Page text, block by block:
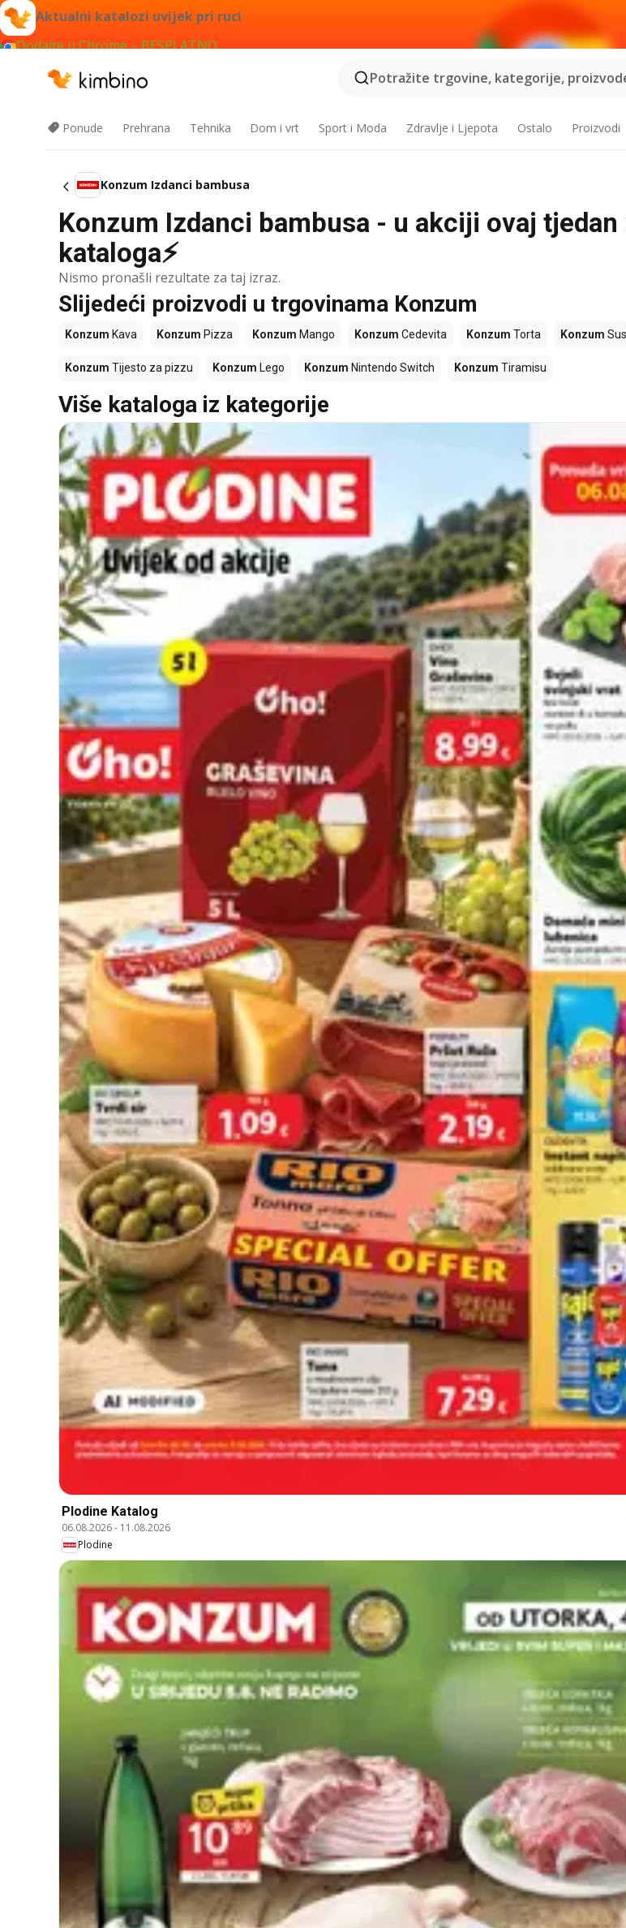
Aktualni katalozi uvijek pri ruci
Dodajte u Chrome – BESPLATNO
Potražite trgovine, kategorije,
Ponude Prehrana Tehnika Dom i vrt Sport i Moda Zdravlje i Ljepota Ostalo Proizvodi
Konzum Izdanci bambusa
Konzum Izdanci bambusa - u akciji ovaj
kataloga⚡
Nismo pronašli rezultate za taj izraz.
Slijedeći proizvodi u trgovinama Konzum
Konzum Kava Konzum Pizza Konzum Mango Konzum Cedevita Konzum Torta Konzum
Konzum Tijesto za pizzu Konzum Lego Konzum Nintendo Switch Konzum Tiramisu
Više kataloga iz kategorije
Plodine Katalog
06.08.2026- 11.08.2026
Plodine